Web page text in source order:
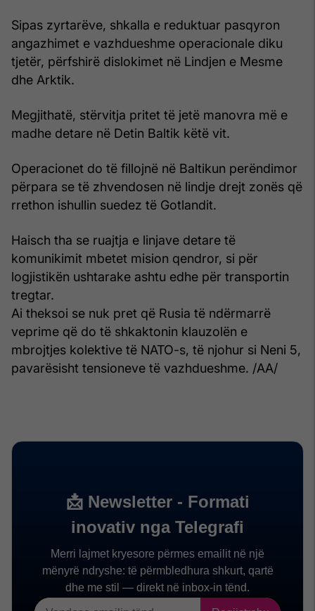
Sipas zyrtarëve, shkalla e reduktuar pasqyron
angazhimet e vazhdueshme operacionale diku
tjetër, përfshirë dislokimet në Lindjen e Mesme
dhe Arktik.
Megjithatë, stërvitja pritet të jetë manovra më e
madhe detare në Detin Baltik këtë vit.
Operacionet do të fillojnë në Baltikun perëndimor
përpara se të zhvendosen në lindje drejt zonës që
rrethon ishullin suedez të Gotlandit.
Haisch tha se ruajtja e linjave detare të
komunikimit mbetet mision qendror, si për
logjistikën ushtarake ashtu edhe për transportin
tregtar.
Ai theksoi se nuk pret që Rusia të ndërmarrë
veprime që do të shkaktonin klauzolën e
mbrojtjes kolektive të NATO-s, të njohur si Neni 5,
pavarësisht tensioneve të vazhdueshme. /AA/